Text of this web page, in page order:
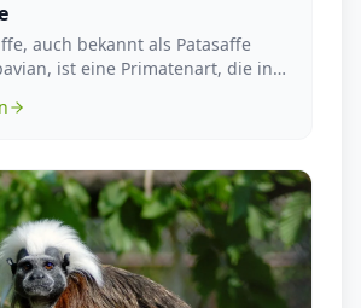
auch bekannt als Patasaffe
ist eine Primatenart, die in